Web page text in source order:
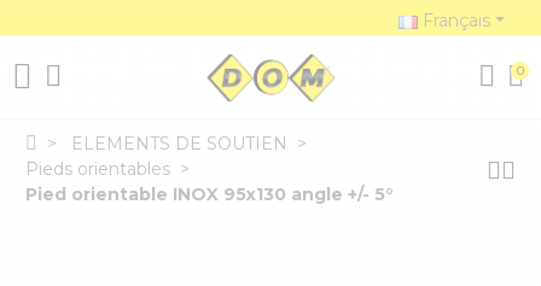
Français
0
ELEMENTS DE SOUTIEN
Pieds orientables
Pied orientable INOX 95x130 angle +/- 5°